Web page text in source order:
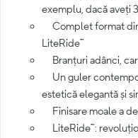
exemplu, dacă aveți
Complet format
LiteRide™
Branțuri adânci,
Un guler
estetică elegantă și
Finisare moale a
LiteRide™: